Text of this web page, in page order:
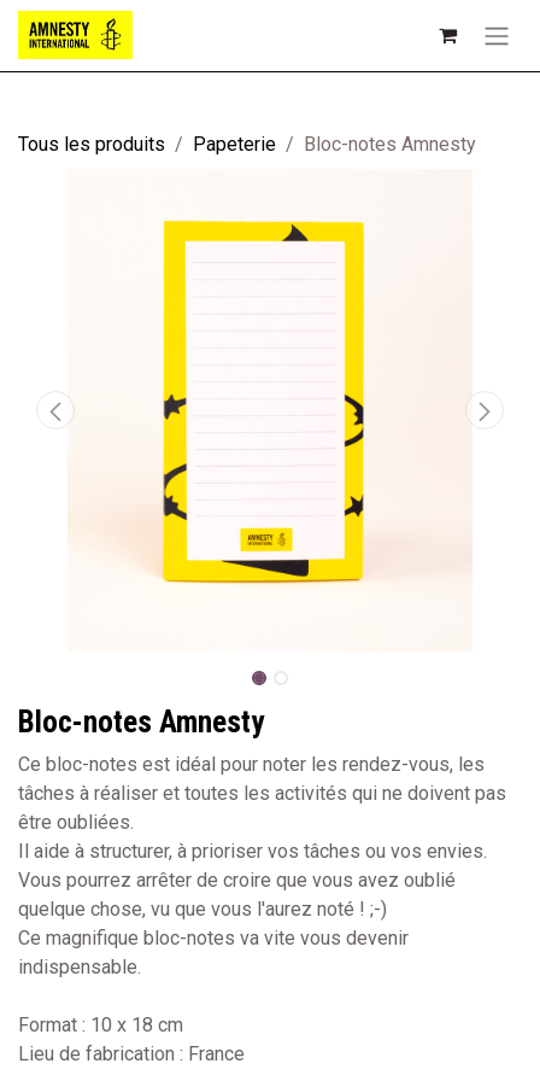
Tous les produits Papeterie Bloc-notes Amnesty
Bloc-notes Amnesty
Ce bloc-notes est idéal pour noter les rendez-vous, les
tâches à réaliser et toutes les activités qui ne doivent pas
être oubliées.
Il aide à structurer, à prioriser vos tâches ou vos envies.
Vous pourrez arrêter de croire que vous avez oublié
quelque chose, vu que vous l'aurez noté ! ;-)
Ce magnifique bloc-notes va vite vous devenir
indispensable.
Format : 10 x 18 cm
Lieu de fabrication : France